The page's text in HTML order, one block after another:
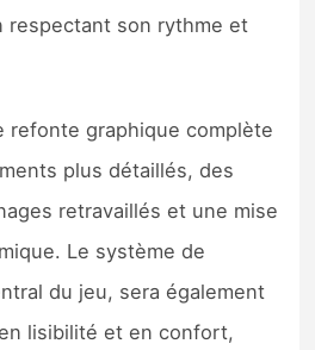
respectant son rythme et
refonte graphique complète
plus détaillés, des
retravaillés et une mise
Le système de
du jeu, sera également
lisibilité et en confort,